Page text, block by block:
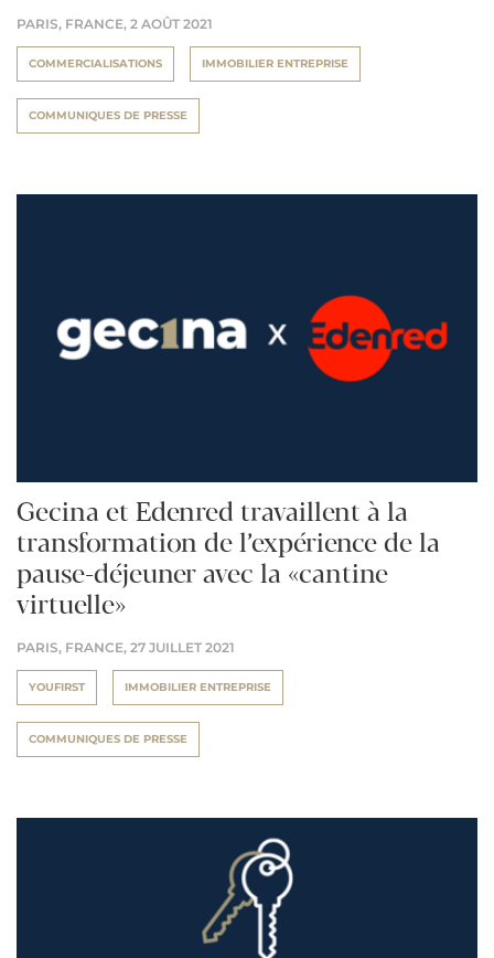
PARIS, FRANCE, 2 AOÛT 2021
COMMERCIALISATIONS IMMOBILIER ENTREPRISE
COMMUNIQUES DE PRESSE
Gecina et Edenred travaillent à la
transformation de l’expérience de la
pause-déjeuner avec la «cantine
virtuelle»
PARIS, FRANCE, 27 JUILLET 2021
YOUFIRST IMMOBILIER ENTREPRISE
COMMUNIQUES DE PRESSE